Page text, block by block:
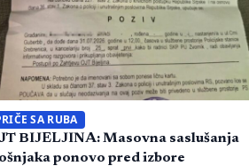
SA RUBA
BIJELJINA: Masovna saslušanja
ponovo pred izbore